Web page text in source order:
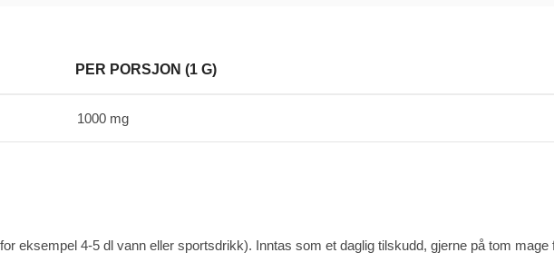
PER PORSJON (1 G)
1000 mg
eksempel 4-5 dl vann eller sportsdrikk). Inntas som et daglig tilskudd, gjerne på tom mage